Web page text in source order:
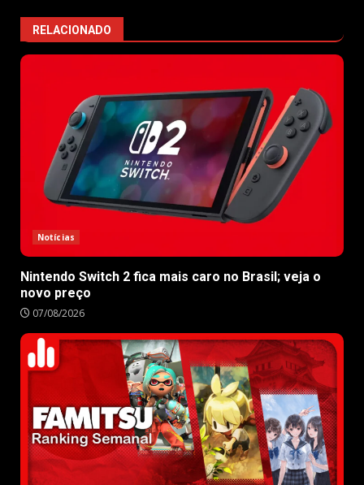
RELACIONADO
Notícias
Nintendo Switch 2 fica mais caro no Brasil; veja o
novo preço
07/08/2026